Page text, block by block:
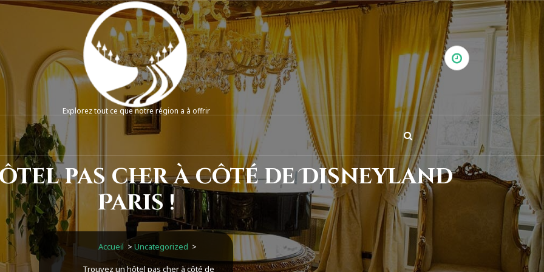
Explorez tout ce que notre région a à offrir
pas cher à côté de Disneyland
Paris !
Accueil > Uncategorized >
Trouvez un hôtel pas cher à côté de